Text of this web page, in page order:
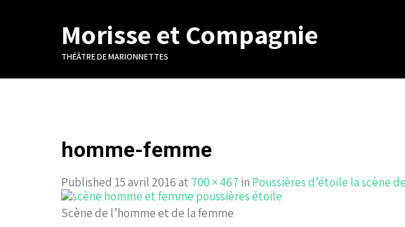
Morisse et Compagnie
THÉÂTRE DE MARIONNETTES
homme-femme
Published 15 avril 2016 at 700 × 467 in Poussières d’étoile la scène
Scène de l’homme et de la femme